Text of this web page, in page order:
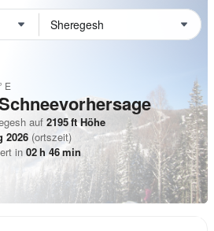
E
auf 2195ftHöhe
2026 (ortszeit)
in 02h 46min